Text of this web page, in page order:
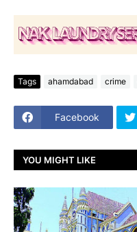
Tags ahamdabad crime
Facebook
YOU MIGHT LIKE